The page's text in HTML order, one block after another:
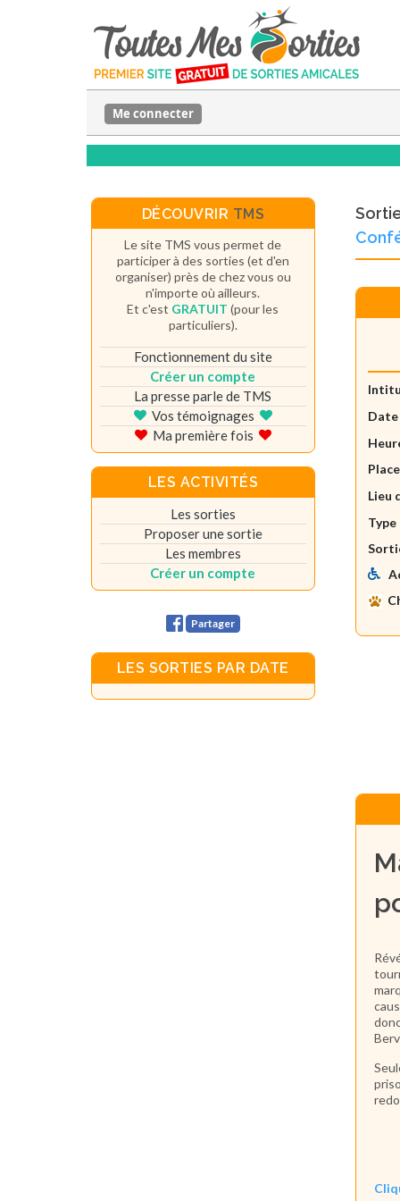
Me connecter
Date
Lieu
DÉCOUVRIR TMS
Le site TMS vous permet de
participer à des sorties (et d'en
organiser) près de chez vous ou
n'importe où ailleurs.
Et c'est GRATUIT (pour les
particuliers).
Fonctionnement du site
Créer un compte
La presse parle de TMS
Vos témoignages
Ma première fois
LES ACTIVITÉS
Les sorties
Proposer une sortie
Les membres
Créer un compte
Partager
LES SORTIES PAR DATE